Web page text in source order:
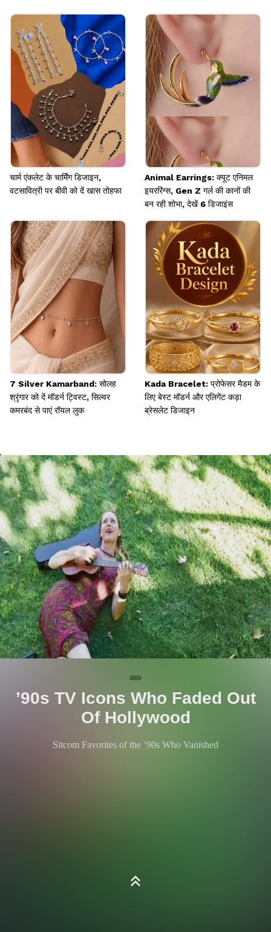
लोटस डिजाइन इयररिंग्स में घुंघरू का अलग पैटर्न दिया गया है।
ऐसे पैटर्न लाइटवेट और सोबर लगते हैं।
Image credits: pinterest
चार्म एंकलेट के चार्मिंग डिजाइन,
वटसावित्री पर बीवी को दें खास तोहफा
Animal Earrings: क्यूट एनिमल
इयररिंग्स, Gen Z गर्ल की कानों की
बन रही शोभा, देखें 6 डिजाइंस
7 Silver Kamarband: सोलह
श्रृंगार को दें मॉडर्न ट्विस्ट, सिल्वर
कमरबंद से पाएं रॉयल लुक
Kada Bracelet: प्रोफेसर मैडम के
लिए बेस्ट मॉडर्न और एलिगेंट कड़ा
ब्रेसलेट डिजाइन